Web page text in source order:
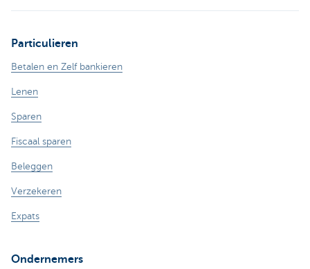
Particulieren
Betalen en Zelf bankieren
Lenen
Sparen
Fiscaal sparen
Beleggen
Verzekeren
Expats
Ondernemers